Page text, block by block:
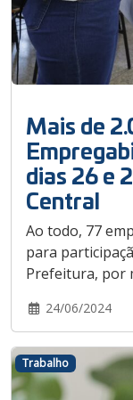
Mais de
dias 26 e
Central
Ao todo, 77
para
Prefeitura, por
24/06/2024
Trabalho